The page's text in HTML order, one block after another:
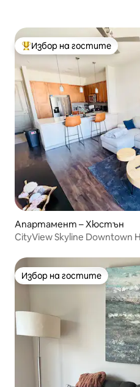
Най-популярен избор на
Избор на гостите
Апартамент – Хюстън
CityView Skyline Downtown
Избор на гостите
Избор на гостите